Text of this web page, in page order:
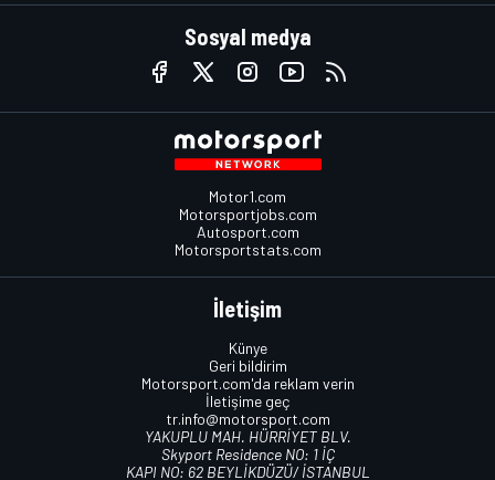
Sosyal medya
Motor1.com
Motorsportjobs.com
Autosport.com
Motorsportstats.com
İletişim
Künye
Geri bildirim
Motorsport.com'da reklam verin
İletişime geç
tr.info@motorsport.com
YAKUPLU MAH. HÜRRİYET BLV.
Skyport Residence NO: 1 İÇ
KAPI NO: 62 BEYLİKDÜZÜ/ İSTANBUL